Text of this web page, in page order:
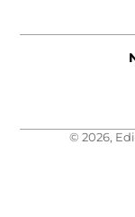
© 2026,